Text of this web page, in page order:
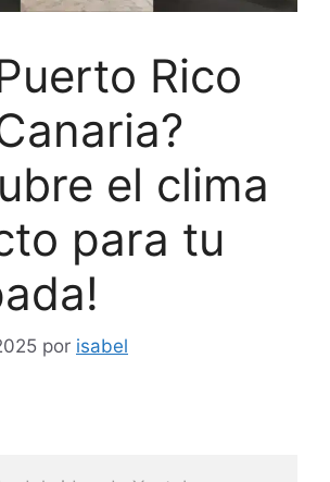
Rico
el clima
para tu
por isabel